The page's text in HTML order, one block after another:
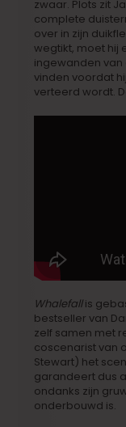
zwaar. Plots zit
complete
over in zijn
wegtikt, moet hij
ingewanden van
vinden voordat
verteerd wordt.
Whalefallis
bestseller van
zelf samen met
coscenarist van
Stewart) het
garandeert dus
ondanks zijn
onderbouwd is.